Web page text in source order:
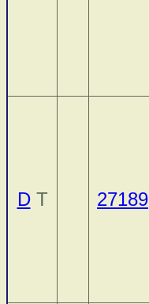
DT 27189